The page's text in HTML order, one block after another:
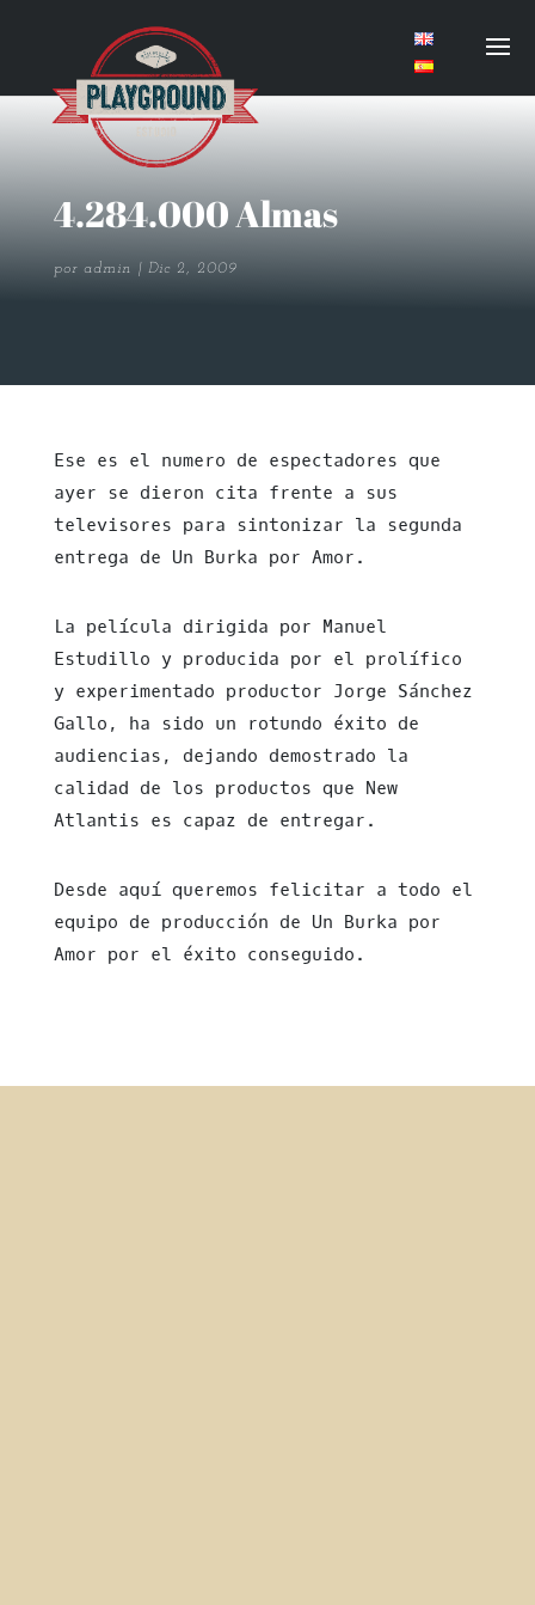
4.284.000 Almas
por admin Dic 2, 2009
Ese es el numero de espectadores que
ayer se dieron cita frente a sus
televisores para sintonizar la segunda
entrega de Un Burka por Amor.
La película dirigida por Manuel
Estudillo y producida por el prolífico
y experimentado productor Jorge Sánchez
Gallo, ha sido un rotundo éxito de
audiencias, dejando demostrado la
calidad de los productos que New
Atlantis es capaz de entregar.
Desde aquí queremos felicitar a todo el
equipo de producción de Un Burka por
Amor por el éxito conseguido.